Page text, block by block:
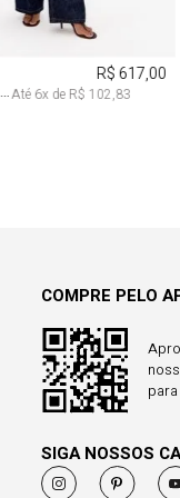
G
R$ 2.997,00
8x deR$ 374,62
COMPRE PELO
SIGA NOSSOS